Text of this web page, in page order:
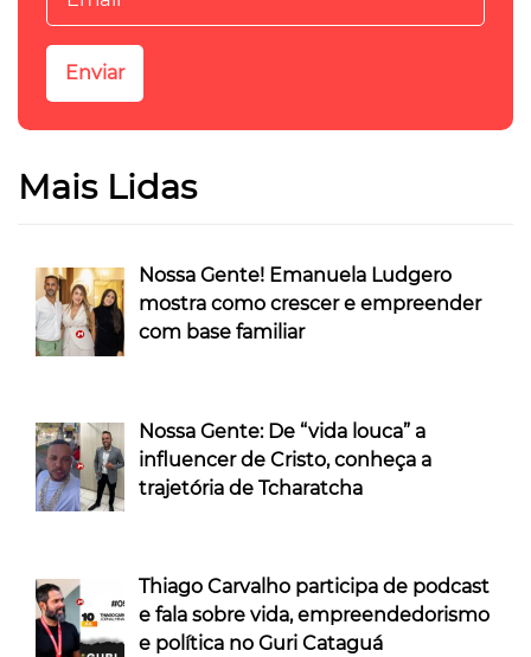
Mais Lidas
Nossa Gente! Emanuela Ludgero
mostra como crescer e empreender
com base familiar
Nossa Gente: De “vida louca” a
influencer de Cristo, conheça a
trajetória de Tcharatcha
Thiago Carvalho participa de podcast
e fala sobre vida, empreendedorismo
e política no Guri Cataguá